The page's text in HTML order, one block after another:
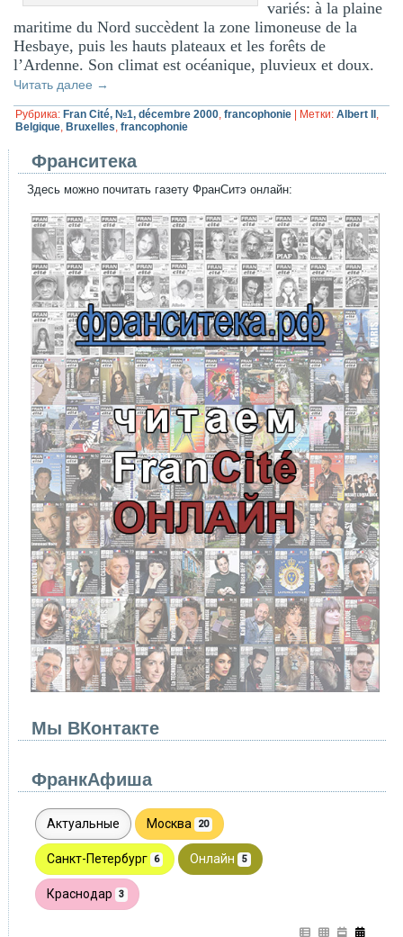
variés: à la plaine
maritime du Nord succèdent la zone limoneuse de la
Hesbaye, puis les hauts plateaux et les forêts de
l’Ardenne. Son climat est océanique, pluvieux et doux.
Читать далее →
Рубрика: Fran Cité, №1, décembre 2000,francophonie Метки: Albert II ,
Belgique, Bruxelles,francophonie
Франситека
Здесь можно почитать газету ФранСитэ онлайн:
Мы ВКонтакте
ФранкАфиша